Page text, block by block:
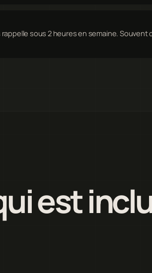
sous 2 heures en semaine. Souvent
est